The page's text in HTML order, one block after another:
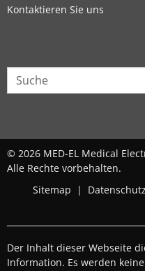
Kontaktieren Sie uns
© 2026 MED-EL Medical
Alle Rechte vorbehalten.
Sitemap
|
Der Inhalt dieser Webseite
Information. Es werden